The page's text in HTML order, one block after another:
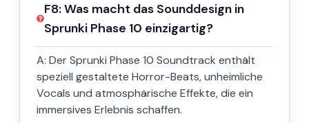
F8:Was macht das Sounddesign in
Sprunki Phase 10 einzigartig?
A: Der Sprunki Phase 10 Soundtrack enthält
speziell gestaltete Horror-Beats, unheimliche
Vocals und atmosphärische Effekte, die ein
immersives Erlebnis schaffen.